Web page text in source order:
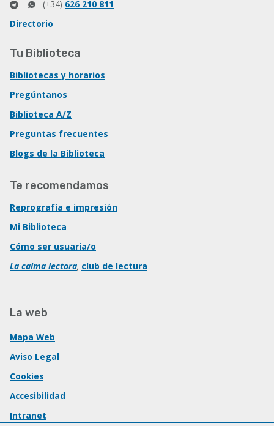
(+34) 626 210 811
Directorio
Tu Biblioteca
Bibliotecas y horarios
Pregúntanos
Biblioteca A/Z
Preguntas frecuentes
Blogs de la Biblioteca
Te recomendamos
Reprografía e impresión
Mi Biblioteca
Cómo ser usuaria/o
La calma lectora, club de lectura
La web
Mapa Web
Aviso Legal
Cookies
Accesibilidad
Intranet